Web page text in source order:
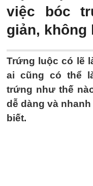
việc bóc
giản, không
Trứng luộc có lẽ
ai cũng có thể
trứng như thế
dễ dàng và
biết.